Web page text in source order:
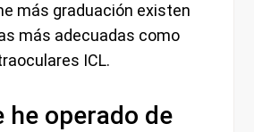
más graduación existen
más adecuadas como
ICL.
he operado de